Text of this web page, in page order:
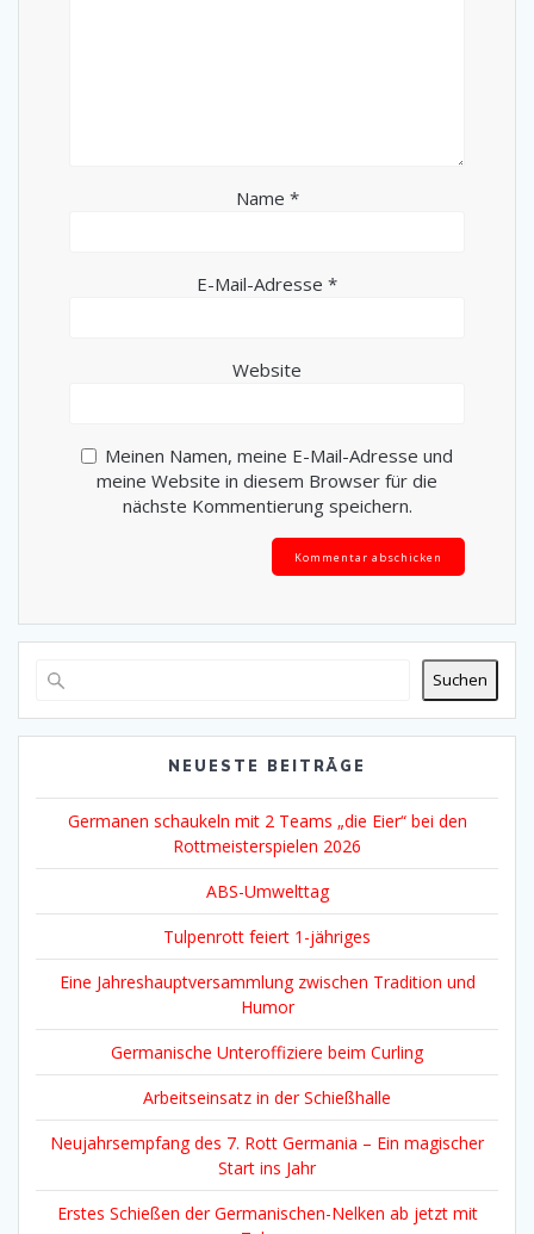
Name *
E-Mail-Adresse *
Website
Meinen Namen, meine E-Mail-Adresse und
meine Website in diesem Browser für die
nächste Kommentierung speichern.
Alternative:
Suchen
NEUESTE BEITRÄGE
Germanen schaukeln mit 2 Teams „die Eier“ bei den
Rottmeisterspielen 2026
ABS-Umwelttag
Tulpenrott feiert 1-jähriges
Eine Jahreshauptversammlung zwischen Tradition und
Humor
Germanische Unteroffiziere beim Curling
Arbeitseinsatz in der Schießhalle
Neujahrsempfang des 7. Rott Germania – Ein magischer
Start ins Jahr
Erstes Schießen der Germanischen-Nelken ab jetzt mit